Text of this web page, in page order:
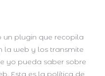
un plugin que recopila
la web y los transmite
yo pueda saber sobre
Esta es la política de